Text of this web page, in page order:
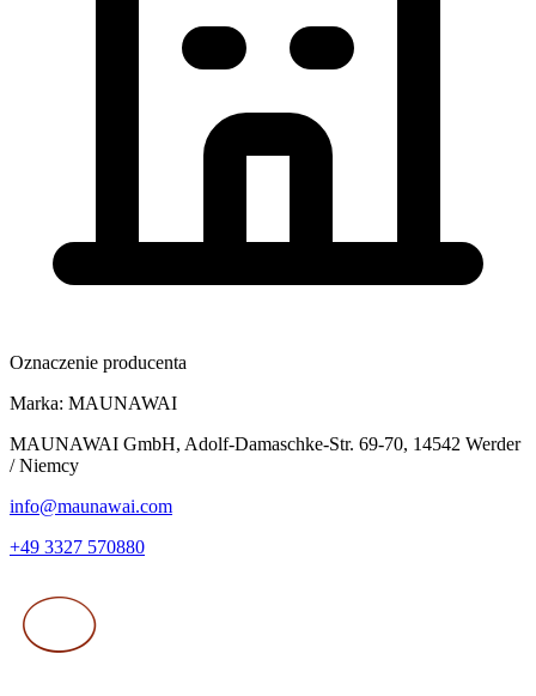
Oznaczenie producenta
Marka: MAUNAWAI
MAUNAWAI GmbH, Adolf-Damaschke-Str. 69-70, 14542 Werder
/ Niemcy
info@maunawai.com
+49 3327 570880